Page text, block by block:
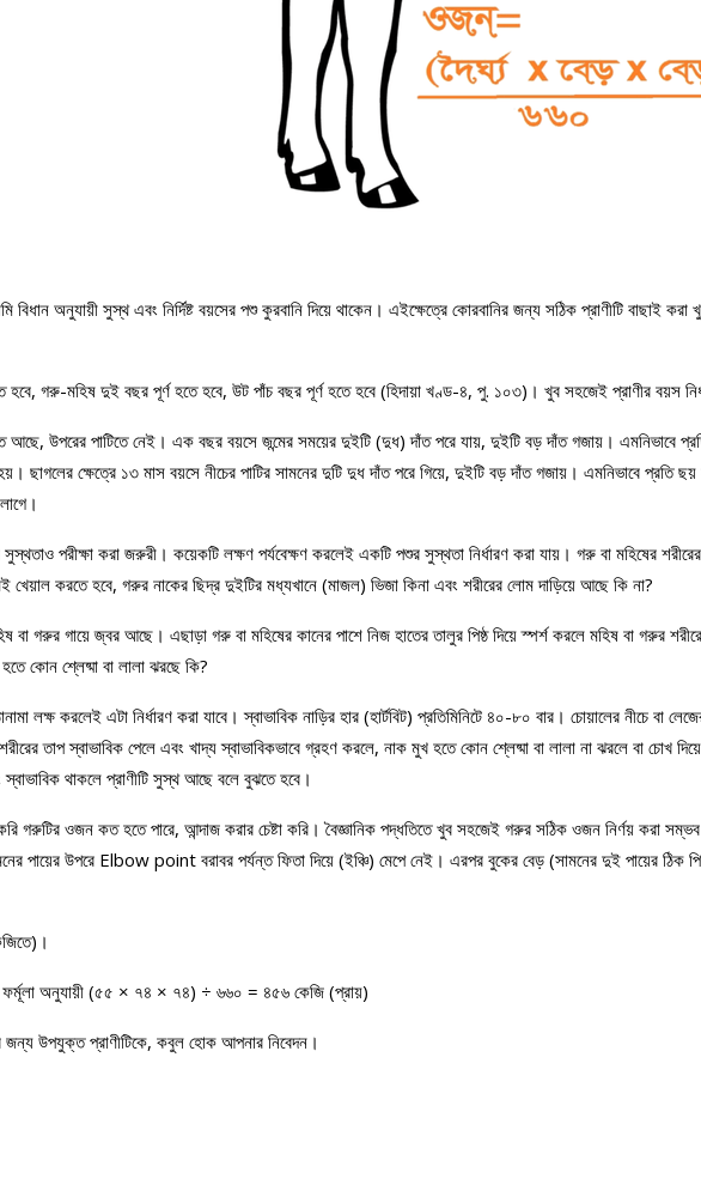
অনুযায়ী সুস্থ এবং নির্দিষ্ট বয়সের পশু কুরবানি দিয়ে থাকেন। এইক্ষেত্রে কোরবানির জন্য সঠিক প্রাণীটি
গরু-মহিষ দুই বছর পূর্ণ হতে হবে, উট পাঁচ বছর পূর্ণ হতে হবে (হিদায়া খণ্ড-৪, পু. ১০৩)। খুব সহজেই প্রাণীর বয়স
আছে, উপরের পাটিতে নেই। এক বছর বয়সে জন্মের সময়ের দুইটি (দুধ) দাঁত পরে যায়, দুইটি বড় দাঁত গজায়। এমনিভাবে
ছাগলের ক্ষেত্রে ১৩ মাস বয়সে নীচের পাটির সামনের দুটি দুধ দাঁত পরে গিয়ে, দুইটি বড় দাঁত গজায়। এমনিভাবে প্রতি
সুস্থতাও পরীক্ষা করা জরুরী। কয়েকটি লক্ষণ পর্যবেক্ষণ করলেই একটি পশুর সুস্থতা নির্ধারণ করা যায়। গরু বা মহিষের
করতে হবে, গরুর নাকের ছিদ্র দুইটির মধ্যখানে (মাজল) ভিজা কিনা এবং শরীরের লােম দাড়িয়ে আছে কি না?
বা গরুর গায়ে জ্বর আছে। এছাড়া গরু বা মহিষের কানের পাশে নিজ হাতের তালুর পিষ্ঠ দিয়ে স্পর্শ করলে মহিষ বা গরুর
কোন শ্লেষ্মা বা লালা ঝরছে কি?
লক্ষ করলেই এটা নির্ধারণ করা যাবে। স্বাভাবিক নাড়ির হার (হার্টবিট) প্রতিমিনিটে ৪০-৮০ বার। চোয়ালের নীচে বা
তাপ স্বাভাবিক পেলে এবং খাদ্য স্বাভাবিকভাবে গ্রহণ করলে, নাক মুখ হতে কোন শ্লেষ্মা বা লালা না ঝরলে বা চোখ দিয়ে
থাকলে প্রাণীটি সুস্থ আছে বলে বুঝতে হবে।
গরুটির ওজন কত হতে পারে, আন্দাজ করার চেষ্টা করি। বৈজ্ঞানিক পদ্ধতিতে খুব সহজেই গরুর সঠিক ওজন নির্ণয় করা
পায়ের উপরে Elbow point বরাবর পর্যন্ত ফিতা দিয়ে (ইঞ্চি) মেপে নেই। এরপর বুকের বেড় (সামনের দুই পায়ের ঠিক
ফর্মূলা অনুযায়ী (৫৫ × ৭৪ × ৭৪) ÷ ৬৬০ = ৪৫৬ কেজি (প্রায়)
জন্য উপযুক্ত প্রাণীটিকে, কবুল হোক আপনার নিবেদন।